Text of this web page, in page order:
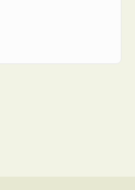
a favor de la seguridad